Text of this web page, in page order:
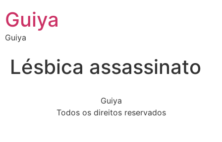
Guiya
Guiya
Lésbica assassinato
Guiya
Todos os direitos reservados